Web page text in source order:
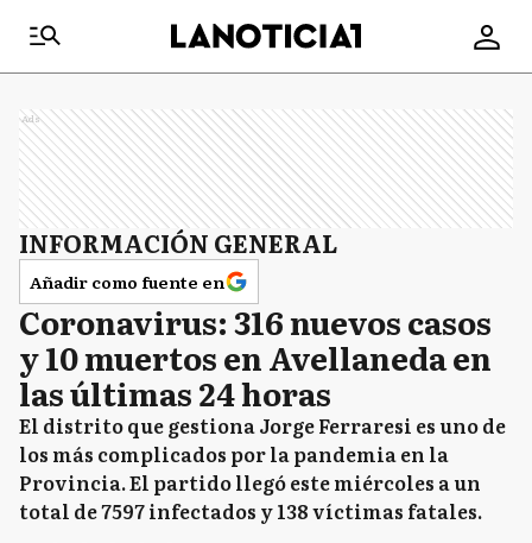
Ads
INFORMACIÓN GENERAL
Añadir como fuente en
Coronavirus: 316 nuevos casos
y 10 muertos en Avellaneda en
las últimas 24 horas
El distrito que gestiona Jorge Ferraresi es uno de
los más complicados por la pandemia en la
Provincia. El partido llegó este miércoles a un
total de 7597 infectados y 138 víctimas fatales.